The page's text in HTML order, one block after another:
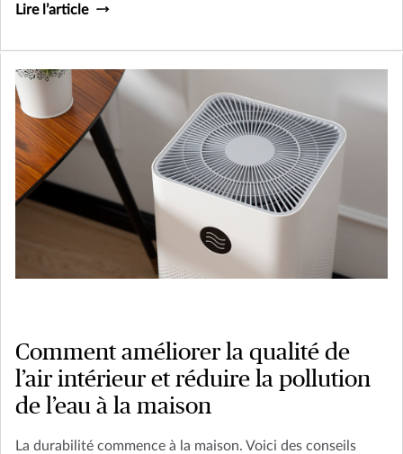
Lire l’article
Comment améliorer la qualité de
l’air intérieur et réduire la pollution
de l’eau à la maison
La durabilité commence à la maison. Voici des conseils